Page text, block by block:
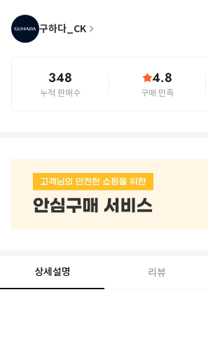
구하다_CK
348
누적 판매수
4.8
구매 만족
상세설명 리뷰